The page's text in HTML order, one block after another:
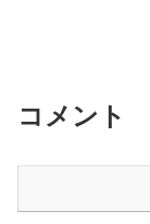
コメント